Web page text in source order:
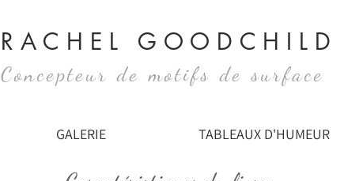
RACHEL GOODCHILD
Concepteur de motifs de surface
GALERIE TABLEAUX D'HUMEUR